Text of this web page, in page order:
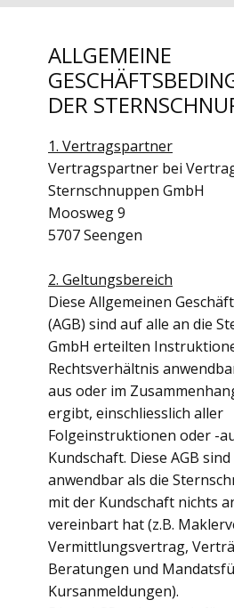
ALLGEMEINE
DER
1. Vertragspartner
Vertragspartner bei
Sternschnuppen GmbH
Moosweg 9
5707 Seengen
2. Geltungsbereich
Diese Allgemeinen
(AGB) sind auf alle an die
GmbH erteilten
Rechtsverhältnis
aus oder im
ergibt, einschliesslich aller
Folgeinstruktionen oder -
Kundschaft. Diese AGB
anwendbar als die
mit der Kundschaft nichts
vereinbart hat (z.B.
Vermittlungsvertrag,
Beratungen und
Kursanmeldungen).